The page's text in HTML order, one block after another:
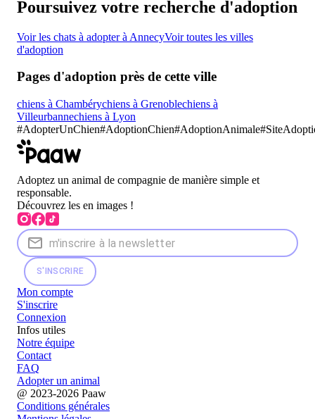
Poursuivez votre recherche d'adoption
Voir les chats à adopter à AnnecyVoir toutes les villes
d'adoption
Pages d'adoption près de cette ville
chiens à Chambérychiens à Grenoblechiens à
Villeurbannechiens à Lyon
#AdopterUnChien#AdoptionChien#AdoptionAnimale
Adoptez un animal de compagnie de manière simple et
responsable.
Découvrez les en images !
S'INSCRIRE
Mon compte
S'inscrire
Connexion
Infos utiles
Notre équipe
Contact
FAQ
Adopter un animal
@ 2023-2026 Paaw
Conditions générales